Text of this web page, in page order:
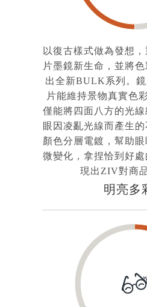
以復古樣式做為發想
片墨鏡新生命，並將
出全新BULK系列。
片能維持景物真實色
僅能將四面八方的光
眼因凌亂光線而產生
顏色分層電鍍，幫助
微變化，拿捏恰到好
現出ZIV對商
明亮多